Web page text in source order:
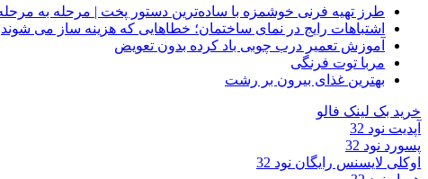
طرز تهیه فرنی خوشمزه با ساده‌ترین دستور پخت | مرحله به
اشتباهات رایج در نمای ساختمان؛ خطاهایی که هزینه ساز می شوند
آموزش تعمیر درب چوبی باد کرده بدون تعویض
مربا توت فرنگی
بهترین غذای بیرون بر رشت
خرید بک لینک فالو
آپدیت نود 32
پسورد نود 32
اوکلی لایسنس رایگان نود 32